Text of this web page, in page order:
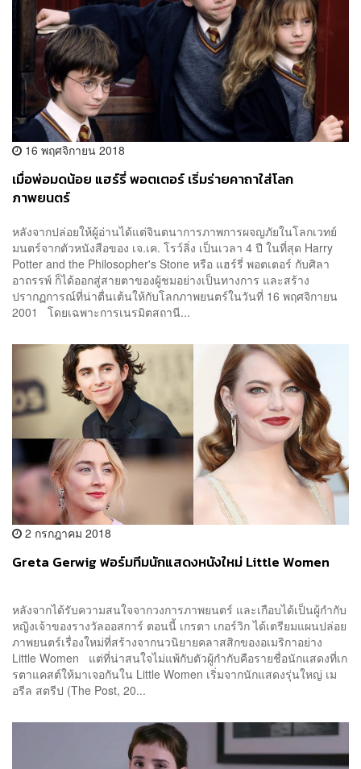
16 พฤศจิกายน 2018
เมื่อพ่อมดน้อย แฮร์รี่ พอตเตอร์ เริ่มร่ายคาถาใส่โลก
ภาพยนตร์
หลังจากปล่อยให้ผู้อ่านได้แต่จินตนาการภาพการผจญภัยในโลกเวทย์
มนตร์จากตัวหนังสือของ เจ.เค. โรว์ลิ่ง เป็นเวลา 4 ปี ในที่สุด Harry
Potter and the Philosopher's Stone หรือ แฮร์รี่ พอตเตอร์ กับศิลา
อาถรรพ์ ก็ได้ออกสู่สายตาของผู้ชมอย่างเป็นทางการ และสร้าง
ปรากฏการณ์ที่น่าตื่นเต้นให้กับโลกภาพยนตร์ในวันที่ 16 พฤศจิกายน
2001 โดยเฉพาะการเนรมิตสถานี...
2 กรกฎาคม 2018
Greta Gerwig ฟอร์มทีมนักแสดงหนังใหม่ Little Women
หลังจากได้รับความสนใจจากวงการภาพยนตร์ และเกือบได้เป็นผู้กำกับ
หญิงเจ้าของรางวัลออสการ์ ตอนนี้ เกรตา เกอร์วิก ได้เตรียมแผนปล่อย
ภาพยนตร์เรื่องใหม่ที่สร้างจากนวนิยายคลาสสิกของอเมริกาอย่าง
Little Women แต่ที่น่าสนใจไม่แพ้กับตัวผู้กำกับคือรายชื่อนักแสดงที่เก
รตาแคสต์ให้มาเจอกันใน Little Women เริ่มจากนักแสดงรุ่นใหญ่ เม
อรีล สตรีป (The Post, 20...